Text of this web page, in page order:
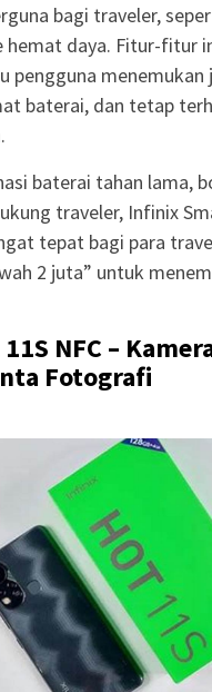
bagi traveler,
hemat daya. Fitur-fitur
pengguna menemukan
baterai, dan tetap
baterai tahan lama,
traveler, Infinix
tepat bagi para
2 juta” untuk
NFC –
Fotografi